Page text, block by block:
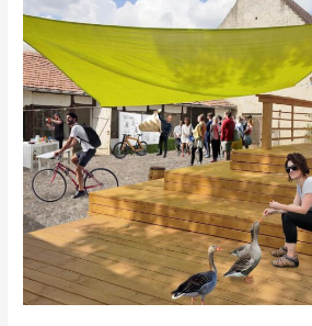
KICK
OFF
an
der
Bahn